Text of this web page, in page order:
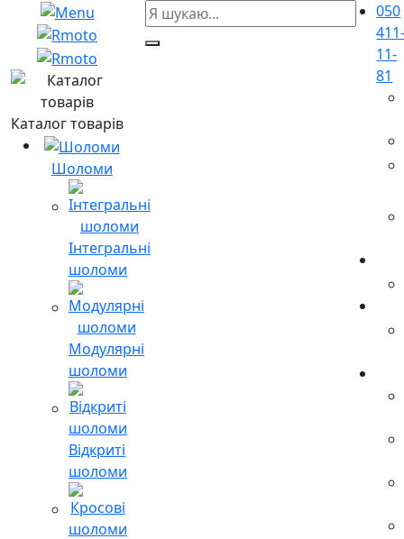
Каталог товарів
Шоломи
Інтегральні
шоломи
Модулярні
шоломи
Відкриті
шоломи
050
11-
81